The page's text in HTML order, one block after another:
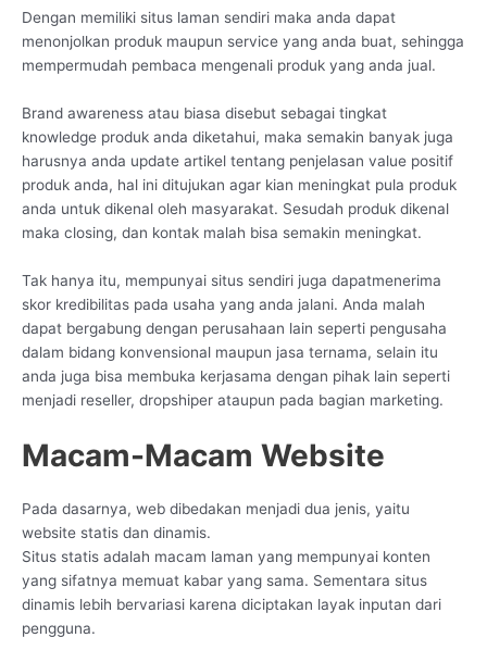
Dengan memiliki situs laman sendiri maka anda dapat
menonjolkan produk maupun service yang anda buat, sehingga
mempermudah pembaca mengenali produk yang anda jual.
Brand awareness atau biasa disebut sebagai tingkat
knowledge produk anda diketahui, maka semakin banyak juga
harusnya anda update artikel tentang penjelasan value positif
produk anda, hal ini ditujukan agar kian meningkat pula produk
anda untuk dikenal oleh masyarakat. Sesudah produk dikenal
maka closing, dan kontak malah bisa semakin meningkat.
Tak hanya itu, mempunyai situs sendiri juga dapatmenerima
skor kredibilitas pada usaha yang anda jalani. Anda malah
dapat bergabung dengan perusahaan lain seperti pengusaha
dalam bidang konvensional maupun jasa ternama, selain itu
anda juga bisa membuka kerjasama dengan pihak lain seperti
menjadi reseller, dropshiper ataupun pada bagian marketing.
Macam-Macam Website
Pada dasarnya, web dibedakan menjadi dua jenis, yaitu
website statis dan dinamis.
Situs statis adalah macam laman yang mempunyai konten
yang sifatnya memuat kabar yang sama. Sementara situs
dinamis lebih bervariasi karena diciptakan layak inputan dari
pengguna.